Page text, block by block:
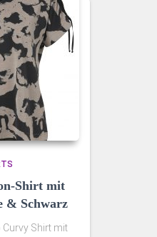
Shirt mit
& Schwarz
Shirt mit